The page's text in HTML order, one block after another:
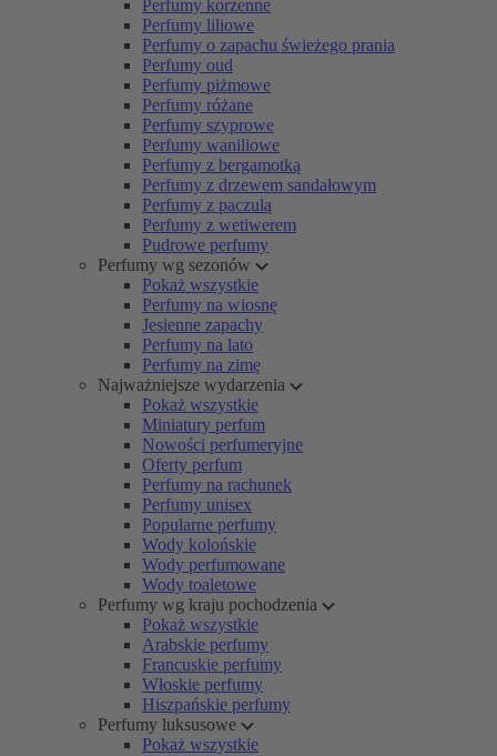
Perfumy korzenne
Perfumy liliowe
Perfumy o zapachu świeżego prania
Perfumy oud
Perfumy piżmowe
Perfumy różane
Perfumy szyprowe
Perfumy waniliowe
Perfumy z bergamotką
Perfumy z drzewem sandałowym
Perfumy z paczulą
Perfumy z wetiwerem
Pudrowe perfumy
Perfumy wg sezonów
Pokaż wszystkie
Perfumy na wiosnę
Jesienne zapachy
Perfumy na lato
Perfumy na zimę
Najważniejsze wydarzenia
Pokaż wszystkie
Miniatury perfum
Nowości perfumeryjne
Oferty perfum
Perfumy na rachunek
Perfumy unisex
Popularne perfumy
Wody kolońskie
Wody perfumowane
Wody toaletowe
Perfumy wg kraju pochodzenia
Pokaż wszystkie
Arabskie perfumy
Francuskie perfumy
Włoskie perfumy
Hiszpańskie perfumy
Perfumy luksusowe
Pokaż wszystkie